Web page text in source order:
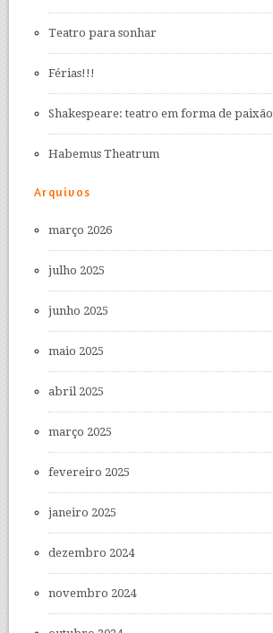
Teatro para sonhar
Férias!!!
Shakespeare: teatro em forma de paixão
Habemus Theatrum
Arquivos
março 2026
julho 2025
junho 2025
maio 2025
abril 2025
março 2025
fevereiro 2025
janeiro 2025
dezembro 2024
novembro 2024